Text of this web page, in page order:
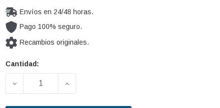
Envíos en 24/48 horas.
Pago 100% seguro.
Recambios originales.
Cantidad
Cantidad:
DISMINUIR LA CANTIDAD DE LUZ DIURNA VALEO
AUMENTAR LA CANTIDAD DE LUZ